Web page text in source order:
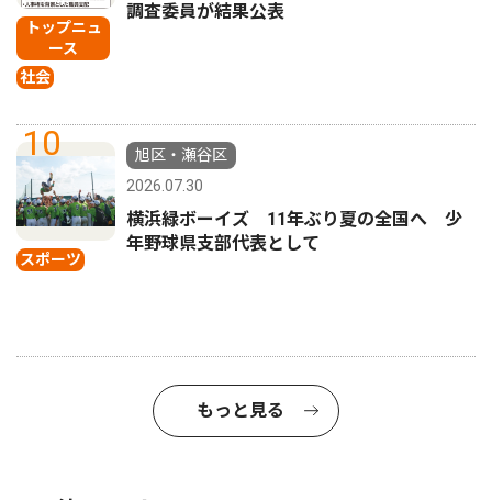
トップニュ
ース
社会
調査委員が結果公表
10
スポーツ
旭区・瀬谷区
2026.07.30
横浜緑ボーイズ 11年ぶり夏の全国へ 少
年野球県支部代表として
もっと見る